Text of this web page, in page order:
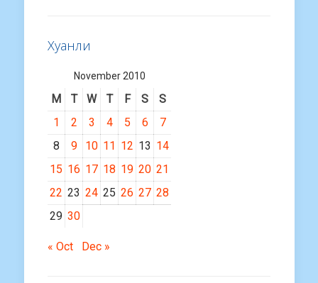
Хуанли
November 2010
M T W T F S
S
1
2 3 4 5 6
7
8
9 10 11 12 13 14
15 16 17 18 19 20 21
22 23 24 25 26 27 28
29 30
« Oct Dec »